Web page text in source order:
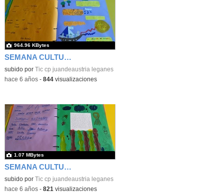
SEMANA CULTURAL DE LOS CUENTOS 46
subido por Tic cp juandeaustria leganes
964.96 KBytes
-hace 6 años- 844visualizaciones
SEMANA CULTURAL DE LOS CUENTOS 47
subido por Tic cp juandeaustria leganes
1.07 MBytes
-hace 6 años- 821 visualizaciones